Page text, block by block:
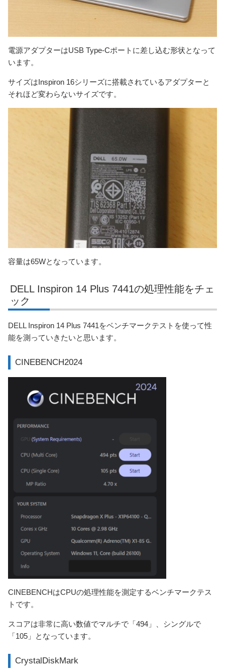
電源アダプターはUSB Type-Cポートに差し込む形状となって
います。
サイズはInspiron 16シリーズに搭載されているアダプターと
それほど変わらないサイズです。
容量は65Wとなっています。
DELL Inspiron 14 Plus 7441の処理性能をチェ
ック
DELL Inspiron 14 Plus 7441をベンチマークテストを使って性
能を測っていきたいと思います。
CINEBENCH2024
CINEBENCHはCPUの処理性能を測定するベンチマークテス
トです。
スコアは非常に高い数値でマルチで「494」、シングルで
「105」となっています。
CrystalDiskMark